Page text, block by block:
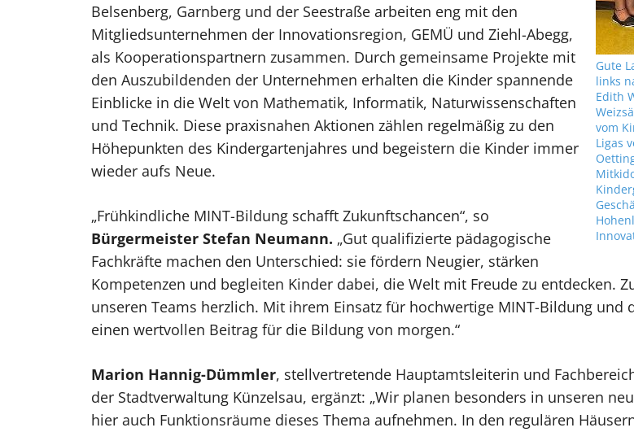
Gute
links
Edith
vom
Ligas
Belsenberg, Garnberg und der Seestraße arbeiten eng mit den
Mitgliedsunternehmen der Innovationsregion, GEMÜ und Ziehl-Abegg,
als Kooperationspartnern zusammen. Durch gemeinsame Projekte mit
den Auszubildenden der Unternehmen erhalten die Kinder spannende
Einblicke in die Welt von Mathematik, Informatik, Naturwissenschaften
und Technik. Diese praxisnahen Aktionen zählen regelmäßig zu den
Höhepunkten des Kindergartenjahres und begeistern die Kinder immer
wieder aufs Neue.
„Frühkindliche MINT-Bildung schafft Zukunftschancen“, so
Bürgermeister Stefan Neumann. „Gut qualifizierte pädagogische
Fachkräfte machen den Unterschied: sie fördern Neugier, stärken
Kompetenzen und begleiten Kinder dabei, die Welt mit Freude zu entdecken.
unseren Teams herzlich. Mit ihrem Einsatz für hochwertige MINT-Bildung
einen wertvollen Beitrag für die Bildung von morgen.“
Marion Hannig-Dümmler, stellvertretende Hauptamtsleiterin und
der Stadtverwaltung Künzelsau, ergänzt: „Wir planen besonders in unseren
hier auch Funktionsräume dieses Thema aufnehmen. In den regulären